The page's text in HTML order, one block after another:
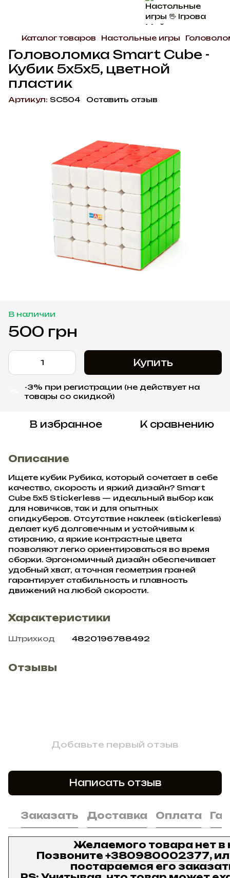
Каталог товаров Настольные игры
Головоломка Smart Cube -
Кубик 5х5х5, цветной
пластик
Артикул: SC504 Оставить отзыв
В наличии
500 грн
Купить
-3% при регистрации (не действует на
товары со скидкой)
В избранное К сравнению
Описание
Ищете кубик Рубика, который сочетает в себе
качество, скорость и яркий дизайн? Smart
Cube 5x5 Stickerless — идеальный выбор как
для новичков, так и для опытных
спидкуберов. Отсутствие наклеек (stickerless)
делает куб долговечным и устойчивым к
стиранию, а яркие контрастные цвета
позволяют легко ориентироваться во время
сборки. Эргономичный дизайн обеспечивает
удобный хват, а точная геометрия граней
гарантирует стабильность и плавность
движений на любой скорости.
Характеристики
Штрихкод 4820196788492
Отзывы
Добавьте первый отзыв
Написать отзыв
Заказать Доставка Оплата
Желаемого товара нет в
Позвоните +380980002377,
постараемся его